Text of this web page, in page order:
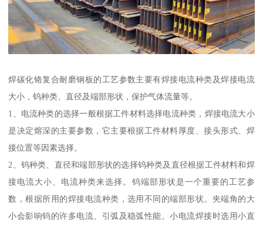
焊碳化铬复合耐磨钢板的工艺参数主要有焊接电流种类及焊接电流
大小，钨种类、直径及端部形状，保护气体流量等。
1、电流种类的选择一般根据工件材料选择电流种类，焊接电流大小
是决定熔深的主要参数，它主要根据工件材料厚度、接头形式、焊
接位置等因素选择。
2、钨种类、直径和端部形状的选择钨种类及直径根据工件材料和焊
接电流大小、电流种类来选择。钨端部形状是一个重要的工艺参
数，根据所用的焊接电流种类，选用不同的端部形状。夹端角的大
小会影响钨的许多电流、引弧及稳弧性能。小电流焊接时选用小直